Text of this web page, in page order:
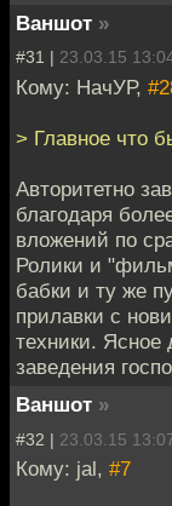
Ваншот »
#31 | 23.03.15
Кому: НачУР,
> Главное что
Авторитетно
благодаря
вложений по
Ролики и
бабки и ту же
прилавки с
техники. Ясное
заведения
Ваншот »
#32 | 23.03.15
Кому: jal, #7